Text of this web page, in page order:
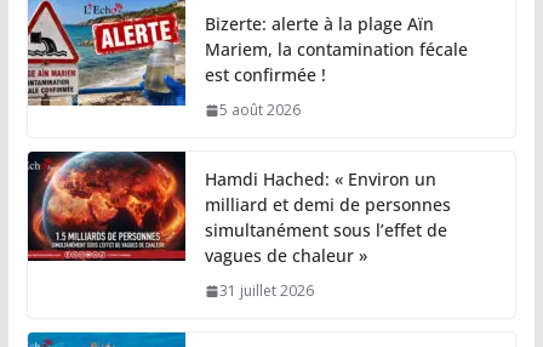
Bizerte: alerte à la plage Aïn
Mariem, la contamination fécale
est confirmée !
5 août 2026
Hamdi Hached: « Environ un
milliard et demi de personnes
simultanément sous l’effet de
vagues de chaleur »
31 juillet 2026